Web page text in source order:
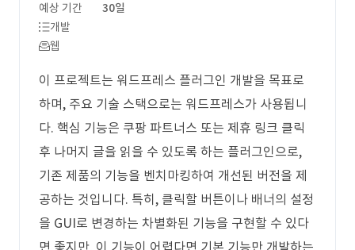
예상 기간
30일
개발
웹
이 프로젝트는 워드프레스 플러그인 개발을 목표로
하며, 주요 기술 스택으로는 워드프레스가 사용됩니
다. 핵심 기능은 쿠팡 파트너스 또는 제휴 링크 클릭
후 나머지 글을 읽을 수 있도록 하는 플러그인으로,
기존 제품의 기능을 벤치마킹하여 개선된 버전을 제
공하는 것입니다. 특히, 클릭할 버튼이나 배너의 설정
을 GUI로 변경하는 차별화된 기능을 구현할 수 있다
면 좋지만, 이 기능이 어렵다면 기본 기능만 개발하는